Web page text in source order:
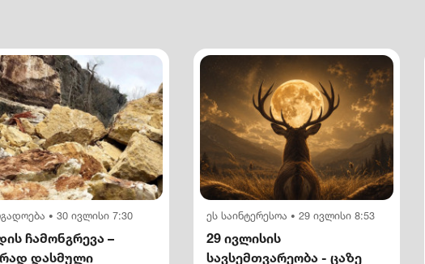
• 30 ივლისი 7:30
ჩამონგრევა –
დასმული
ეს საინტერესოა • 29 ივლისი 8:53
29 ივლისის
სავსემთვარეობა - ცაზე